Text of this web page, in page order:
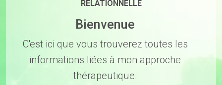
RELATIONNELLE
Bienvenue
C'est ici que vous trouverez toutes les
informations liées à mon approche
thérapeutique.